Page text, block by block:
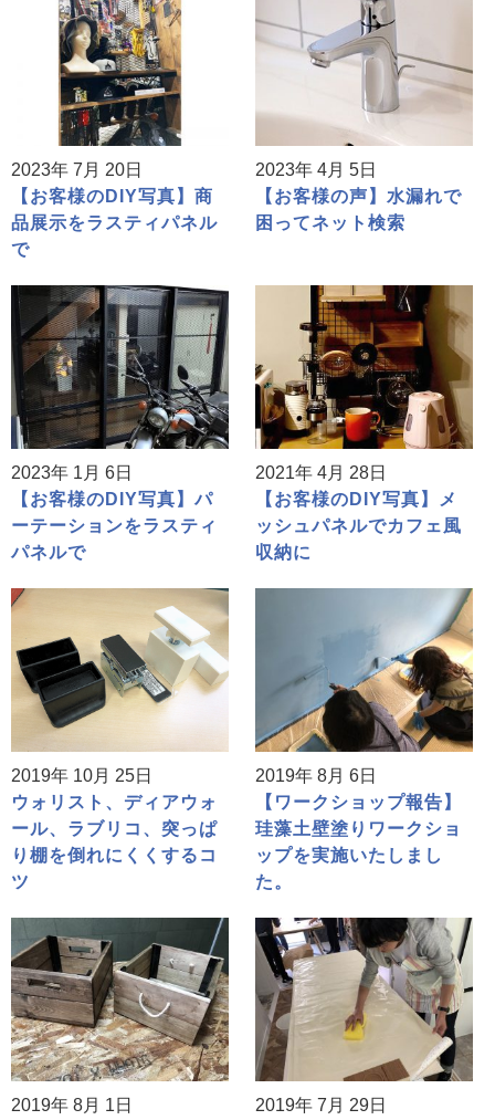
2023年 7月 20日
【お客様のDIY写真】商
品展示をラスティパネル
で
2023年 4月 5日
【お客様の声】水漏れで
困ってネット検索
2023年 1月 6日
【お客様のDIY写真】パ
ーテーションをラスティ
パネルで
2021年 4月 28日
【お客様のDIY写真】メ
ッシュパネルでカフェ風
収納に
2019年 10月 25日
ウォリスト、ディアウォ
ール、ラブリコ、突っぱ
り棚を倒れにくくするコ
ツ
2019年 8月 6日
【ワークショップ報告】
珪藻土壁塗りワークショ
ップを実施いたしまし
た。
2019年 8月 1日
2019年 7月 29日